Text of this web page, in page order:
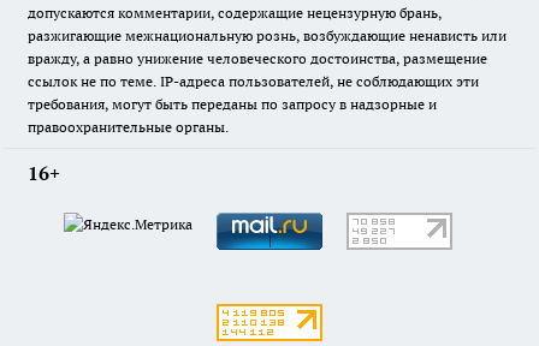
допускаются комментарии, содержащие нецензурную брань,
разжигающие межнациональную рознь, возбуждающие ненависть или
вражду, а равно унижение человеческого достоинства, размещение
ссылок не по теме. IP-адреса пользователей, не соблюдающих эти
требования, могут быть переданы по запросу в надзорные и
правоохранительные органы.
16+